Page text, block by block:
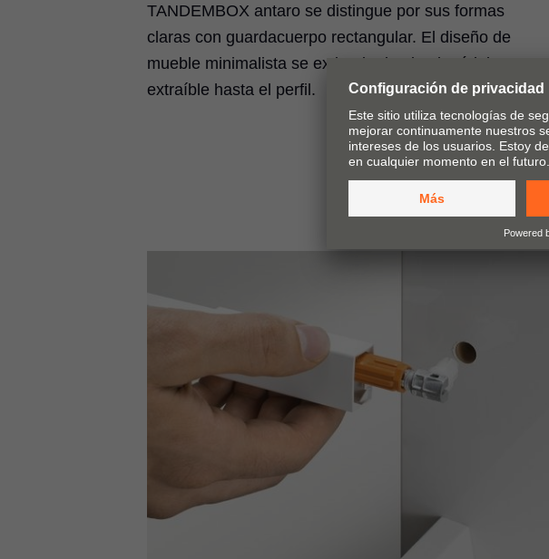
TANDEMBOX antaro se distingue por sus formas
claras con guardacuerpo rectangular. El diseño de
mueble minimalista se extiende desde el módulo
extraíble hasta el perfil.